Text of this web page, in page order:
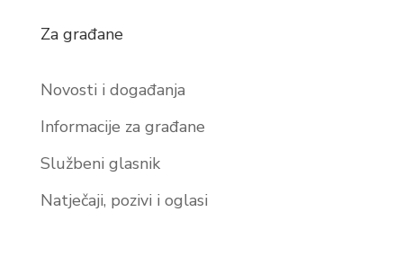
Za građane
Novosti i događanja
Informacije za građane
Službeni glasnik
Natječaji, pozivi i oglasi